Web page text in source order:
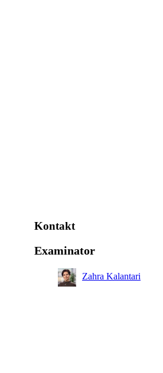
Kontakt
Examinator
Zahra Kalantari